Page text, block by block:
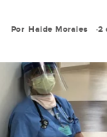
Por Haide Morales 2